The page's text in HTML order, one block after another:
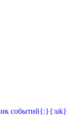
событий{:}{:uk}